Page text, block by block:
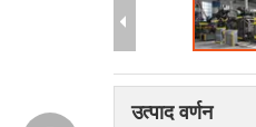
उत्पाद वर्णन